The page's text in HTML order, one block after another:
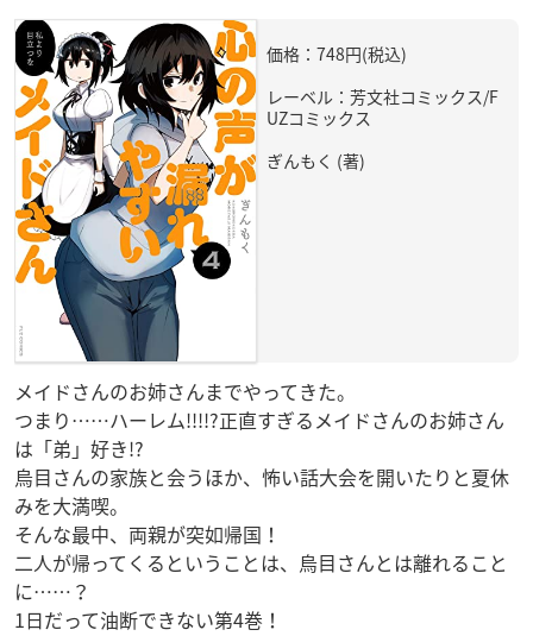
価格：748円(税込)
レーベル：芳文社コミックス/F
UZコミックス
ぎんもく (著)
メイドさんのお姉さんまでやってきた。
つまり……ハーレム!!!!?正直すぎるメイドさんのお姉さん
は「弟」好き!?
烏目さんの家族と会うほか、怖い話大会を開いたりと夏休
みを大満喫。
そんな最中、両親が突如帰国！
二人が帰ってくるということは、烏目さんとは離れること
に……？
1日だって油断できない第4巻！